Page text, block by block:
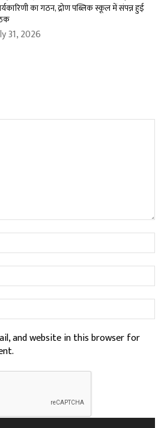
का गठन, द्रोण पब्लिक स्कूल में संपन्न हुई
31, 2026
and website in this browser for